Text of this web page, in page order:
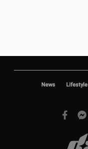
News Lifestyle